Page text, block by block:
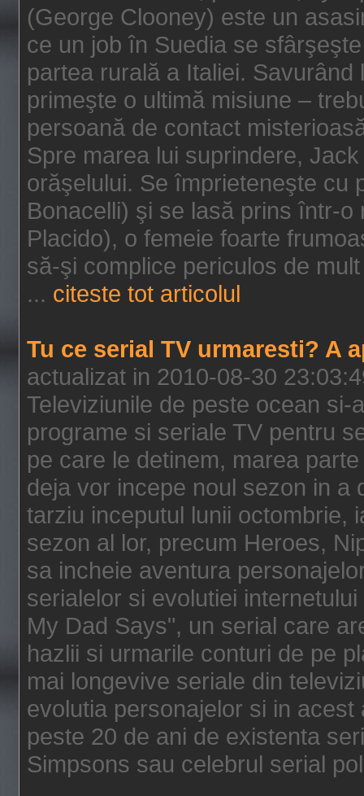
(George Clooney) este un
ce un job în Suedia se
partea rurală a Italiei.
primeşte o ultimă misiune –
persoană de contact
Spre marea lui suprindere,
orăşelului. Se împrieteneşte cu
Bonacelli) şi se lasă prins într-
Placido), o femeie foarte
să-şi complice periculos de
... citeste tot articolul
Tu ce serial TV urmaresti? A
actualizat in 2010-08-30
Televiziunile de peste ocean si-
programe si seriale TV pentru
pe care le detinem, marea
deja vor incepe noul sezon in a
tarziu inceputul lunii octombrie,
sezon al lor, precum Heroes,
sa incheie aventura
serialelor si evolutiei
My Dad Says", un serial care
hazlii si urmarile conturi de pe
mai longevive seriale din
evolutia personajelor si in
peste 20 de ani de existenta
Simpsons sau celebrul serial